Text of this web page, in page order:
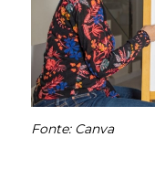
Fonte: Canva